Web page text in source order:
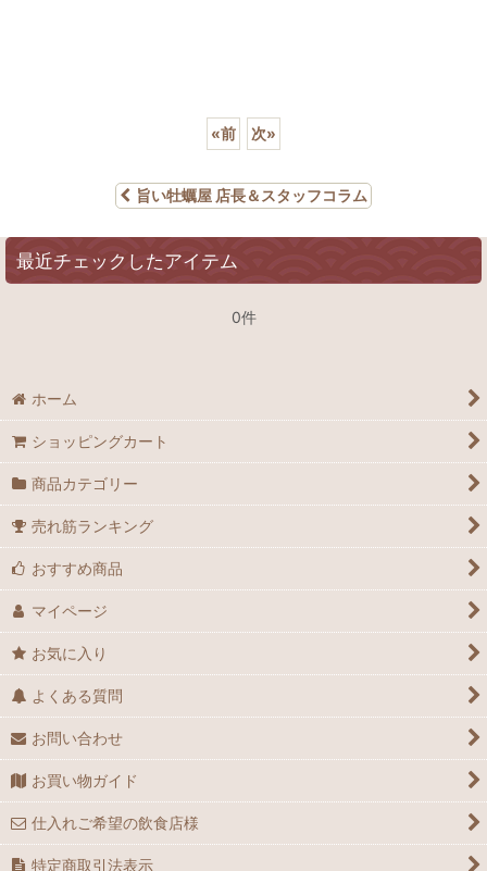
«前 次»
旨い牡蠣屋 店長＆スタッフコラム
最近チェックしたアイテム
0件
ホーム
ショッピングカート
商品カテゴリー
売れ筋ランキング
おすすめ商品
マイページ
お気に入り
よくある質問
お問い合わせ
お買い物ガイド
仕入れご希望の飲食店様
特定商取引法表示